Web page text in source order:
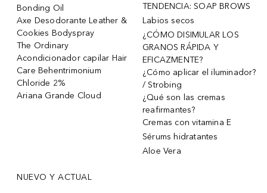
Bonding Oil
Axe Desodorante Leather &
Cookies Bodyspray
The Ordinary
Acondicionador capilar Hair
Care Behentrimonium
Chloride 2%
Ariana Grande Cloud
TENDENCIA: SOAP BROWS
Labios secos
¿CÓMO DISIMULAR LOS
GRANOS RÁPIDA Y
EFICAZMENTE?
¿Cómo aplicar el iluminador?
/ Strobing
¿Qué son las cremas
reafirmantes?
Cremas con vitamina E
Sérums hidratantes
Aloe Vera
NUEVO Y ACTUAL